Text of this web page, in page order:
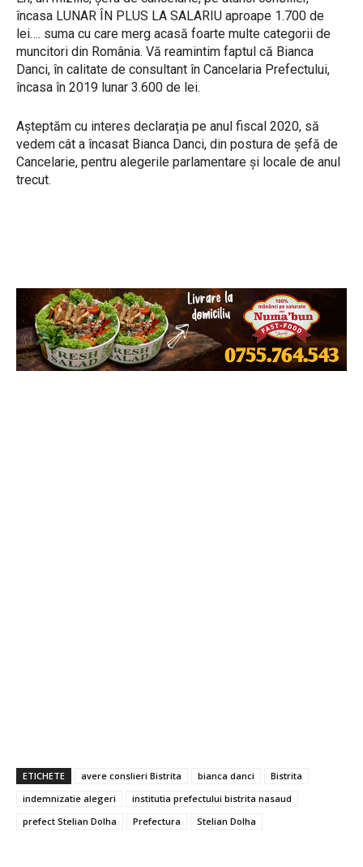
încasa LUNAR ÎN PLUS LA SALARIU aproape 1.700 de
lei…. suma cu care merg acasă foarte multe categorii de
muncitori din România. Vă reamintim faptul că Bianca
Danci, în calitate de consultant în Cancelaria Prefectului,
încasa în 2019 lunar 3.600 de lei.
Așteptăm cu interes declarația pe anul fiscal 2020, să
vedem cât a încasat Bianca Danci, din postura de șefă de
Cancelarie, pentru alegerile parlamentare și locale de anul
trecut.
ETICHETE avere conslieri Bistrita bianca danci
Bistrita
indemnizatie alegeri
institutia prefectului bistrita nasaud
prefect Stelian Dolha
Prefectura Stelian Dolha